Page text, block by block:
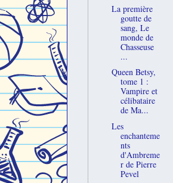
La première
goutte de
sang, Le
monde de
Chasseuse
...
Queen Betsy,
tome 1 :
Vampire et
célibataire
de Ma...
Les
enchanteme
nts
d'Ambreme
r de Pierre
Pevel